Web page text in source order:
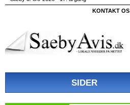
KONTAKT OS
SIDER